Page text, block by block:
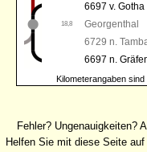
6697 v. Gotha
18,8
Georgenthal
6729 n.
6697 n.
Kilometerangaben sind
Fehler? Ungenauigkeiten?
Helfen Sie mit diese Seite